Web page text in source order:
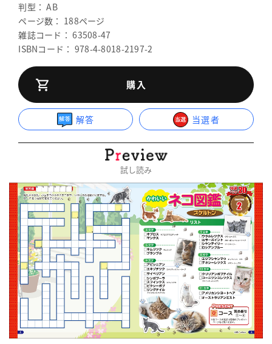
判型： AB
ページ数： 188ページ
雑誌コード： 63508-47
ISBNコード： 978-4-8018-2197-2
購入
解答 当選者
試し読み